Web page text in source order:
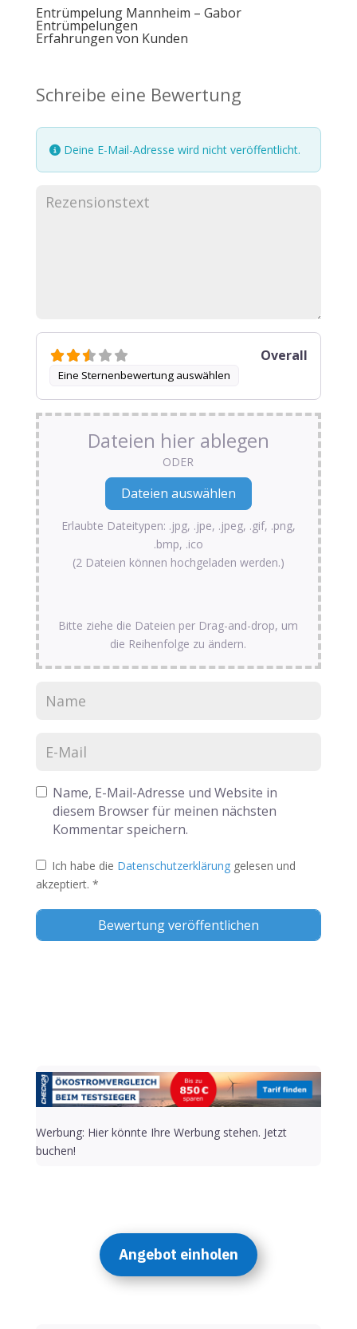
Entrümpelung Mannheim – Gabor
Entrümpelungen
Erfahrungen von Kunden
Schreibe eine Bewertung
Deine E-Mail-Adresse wird nicht veröffentlicht.
Eine Sternenbewertung auswählen
Overall
Dateien hier ablegen
ODER
Erlaubte Dateitypen: .jpg, .jpe, .jpeg, .gif, .png,
.bmp, .ico
(2 Dateien können hochgeladen werden.)
Bitte ziehe die Dateien per Drag-and-drop, um
die Reihenfolge zu ändern.
Name, E-Mail-Adresse und Website in
diesem Browser für meinen nächsten
Kommentar speichern.
Ich habe die Datenschutzerklärung gelesen und
akzeptiert. *
Werbung: Hier könnte Ihre Werbung stehen. Jetzt
buchen!
Angebot einholen